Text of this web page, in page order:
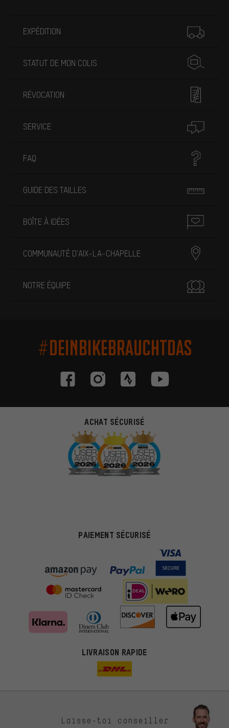
EXPÉDITION
STATUT DE MON COLIS
RÉVOCATION
SERVICE
FAQ
GUIDE DES TAILLES
BOÎTE À IDÉES
COMMUNAUTÉ D'AIX-LA-CHAPELLE
NOTRE ÉQUIPE
#DEINBIKEBRAUCHTDAS
ACHAT SÉCURISÉ
PAIEMENT SÉCURISÉ
LIVRAISON RAPIDE
Laisse-toi conseiller
Des offres plus adaptées